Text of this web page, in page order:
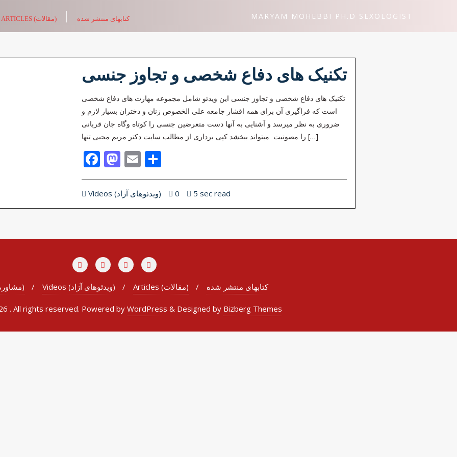
MARYAM MOHEBBI PH.D SEXOLOGIST ARTICLES (مقالات) کتابهای منتشر شده
تکنیک های دفاع شخصی و تجاوز جنسی
تکنیک های دفاع شخصی و تجاوز جنسی این ویدئو شامل مجموعه مهارت های دفاع شخصی
است که فراگیری آن برای همه اقشار جامعه علی الخصوص زنان و دختران بسیار لازم و
ضروری به نظر میرسد و آشنایی به آنها دست متعرضین جنسی را کوتاه وگاه جان قربانی
را مصونیت میتواند ببخشد کپی برداری از مطالب سایت دکتر مریم محبی تنها […]
Facebook
Mastodon
Email
Videos (ویدئوهای آزاد) 0 5 sec read
Counseling (مشاوره) Videos (ویدئوهای آزاد) Articles (مقالات) کتابهای منتشر شده
. All rights reserved. Powered by WordPress & Designed by Bizberg Themes